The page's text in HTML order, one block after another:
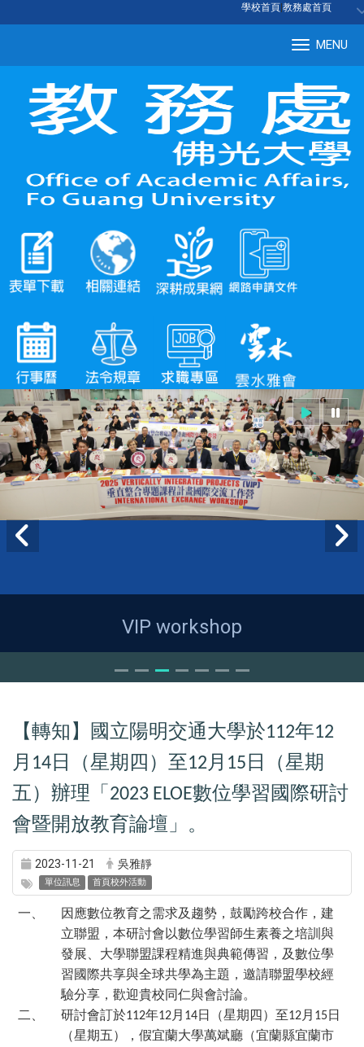
學校首頁 教務處首頁
MENU
VIP workshop
【轉知】國立陽明交通大學於112年12
月 14 日（星期四）至12 月 15 日（星期
五）辦理「 2023 ELOE數位學習國際研討
會暨開放教育論壇」。
2023-11-21 吳雅靜
單位訊息 首頁校外活動
一、
因應數位教育之需求及趨勢，鼓勵跨校合作，建
立聯盟，本研討會以數位學習師生素養之培訓與
發展、大學聯盟課程精進與典範傳習，及數位學
習國際共享與全球共學為主題，邀請聯盟學校經
驗分享，歡迎貴校同仁與會討論。
二、
研討會訂於112年12月 14日（星期四）至12月 15日
（星期五），假宜蘭大學萬斌廳（宜蘭縣宜蘭市